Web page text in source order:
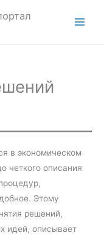
e
n
в экономическом
четкого описания
Этому
решений,
идей, описывает